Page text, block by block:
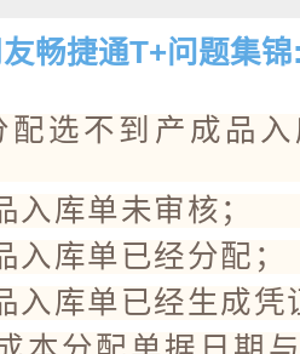
畅捷通T+问题集
配选不到产成品
入库单未审核；
入库单已经分配；
入库单已经生成